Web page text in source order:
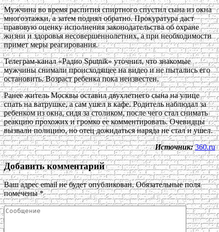
Мужчина во время распития спиртного спустил сына из окна
многоэтажки, а затем поднял обратно. Прокуратура даст
правовую оценку исполнения законодательства об охране
жизни и здоровья несовершеннолетних, а при необходимости
примет меры реагирования.
Телеграм-канал «Радио Sputnik» уточнил, что знакомые
мужчины снимали происходящее на видео и не пытались его
остановить. Возраст ребенка пока неизвестен.
Ранее житель Москвы оставил двухлетнего сына на улице
спать на ватрушке, а сам ушел в кафе. Родитель наблюдал за
ребенком из окна, сидя за столиком, после чего стал снимать
реакцию прохожих и громко ее комментировать. Очевидцы
вызвали полицию, но отец дожидаться наряда не стал и ушел.
Источник: 360.ru
Добавить комментарий
Ваш адрес email не будет опубликован. Обязательные поля
помечены*